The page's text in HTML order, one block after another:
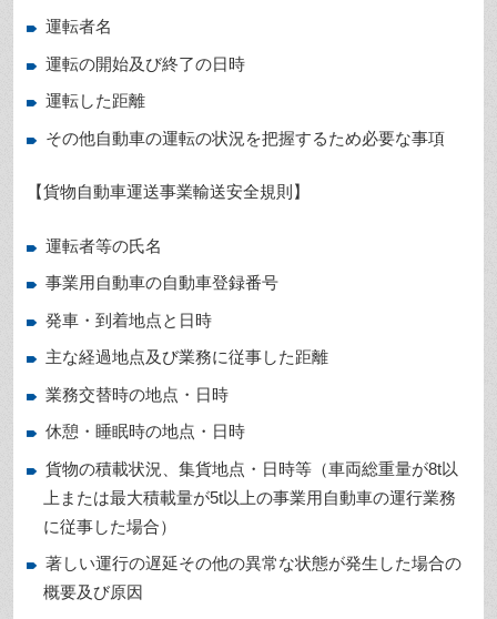
運転者名
運転の開始及び終了の日時
運転した距離
その他自動車の運転の状況を把握するため必要な事項
【貨物自動車運送事業輸送安全規則】
運転者等の氏名
事業用自動車の自動車登録番号
発車・到着地点と日時
主な経過地点及び業務に従事した距離
業務交替時の地点・日時
休憩・睡眠時の地点・日時
貨物の積載状況、集貨地点・日時等（車両総重量が8t以
上または最大積載量が5t以上の事業用自動車の運行業務
に従事した場合）
著しい運行の遅延その他の異常な状態が発生した場合の
概要及び原因